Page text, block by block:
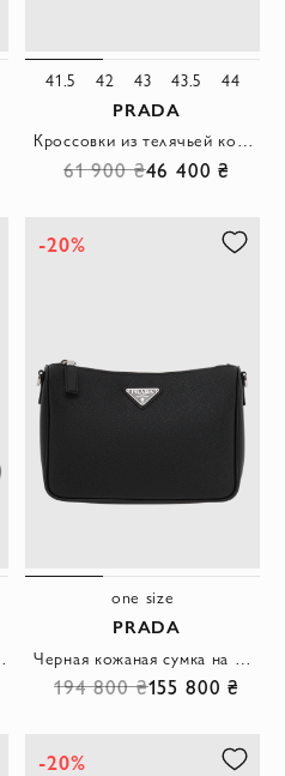
41.5 42 43 43.5 44
PRADA
Кроссовки из телячьей кожи и сетки мужские черные
61 900 ₴46 400 ₴
-20%
one size
PRADA
194 800 ₴155 800 ₴
-20%